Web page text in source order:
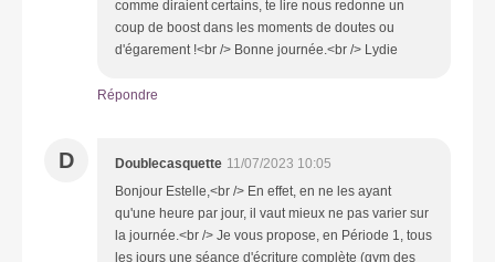
comme diraient certains, te lire nous redonne un
coup de boost dans les moments de doutes ou
d'égarement !<br /> Bonne journée.<br /> Lydie
Répondre
D Doublecasquette 11/07/2023 10:05
Bonjour Estelle,<br /> En effet, en ne les ayant
qu'une heure par jour, il vaut mieux ne pas varier sur
la journée.<br /> Je vous propose, en Période 1, tous
les jours une séance d'écriture complète (gym des